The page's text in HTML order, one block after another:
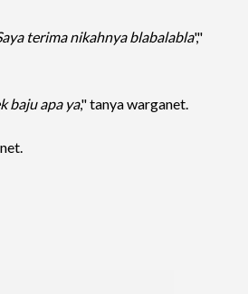
terima nikahnya blabalabla',"
baju apa ya," tanya warganet.